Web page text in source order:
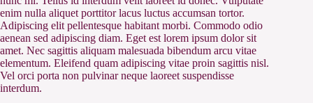
enim nulla aliquet porttitor lacus luctus accumsan tortor.
Adipiscing elit pellentesque habitant morbi. Commodo odio
aenean sed adipiscing diam. Eget est lorem ipsum dolor sit
amet. Nec sagittis aliquam malesuada bibendum arcu vitae
elementum. Eleifend quam adipiscing vitae proin sagittis nisl.
Vel orci porta non pulvinar neque laoreet suspendisse
interdum.